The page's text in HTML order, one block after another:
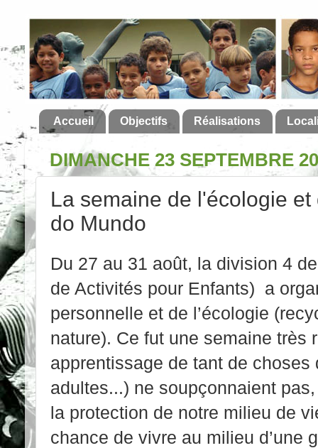
Accueil Objectifs Réalisations
DIMANCHE 23 SEPTEMBRE
La semaine de l'écologie
do Mundo
Du 27 au 31 août, la division 4
de Activités pour Enfants) a
personnelle et de l’écologie
nature). Ce fut une semaine très
apprentissage de tant de
adultes...) ne soupçonnaient
la protection de notre milieu de
chance de vivre au milieu d’une